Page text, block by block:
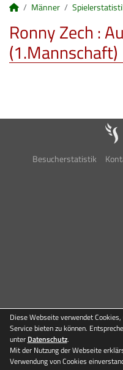
Männer
Ronny Zech :
(1.Mannschaft)
Besucherstatistik
Diese Webseite verwendet
Service bieten zu können.
unter Datenschutz.
Mit der Nutzung der Webseite
Verwendung von Cookies